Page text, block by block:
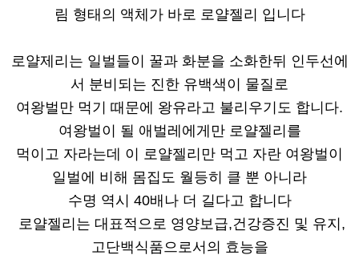
림 형태의 액체가 바로 로얄젤리 입니다
로얄제리는 일벌들이 꿀과 화분을 소화한뒤 인두선에
서 분비되는 진한 유백색이 물질로
여왕벌만 먹기 때문에 왕유라고 불리우기도 합니다.
여왕벌이 될 애벌레에게만 로얄젤리를
먹이고 자라는데 이 로얄젤리만 먹고 자란 여왕벌이
일벌에 비해 몸집도 월등히 클 뿐 아니라
수명 역시 40배나 더 길다고 합니다
로얄젤리는 대표적으로 영양보급,건강증진 및 유지,
고단백식품으로서의 효능을